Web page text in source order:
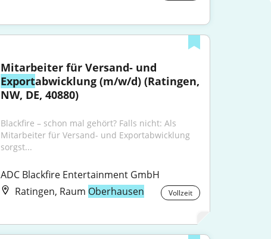
Exportabwicklung (m/w/d) (Ratingen,
NW, DE, 40880)
Blackfire – schon mal gehört? Falls nicht: Als
Mitarbeiter für Versand- und Exportabwicklung
sorgst...
ADC Blackfire Entertainment GmbH
Ratingen, Raum Oberhausen Vollzeit